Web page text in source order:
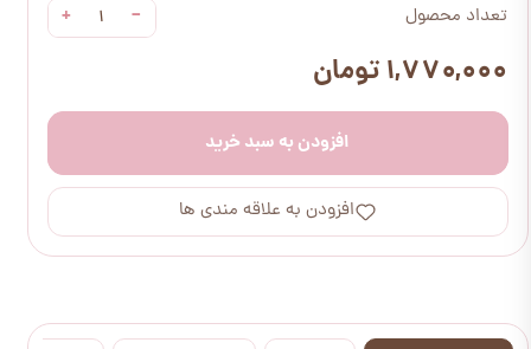
تعداد محصول −
+
۱,۷۷۰,۰۰۰ تومان
افزودن به سبد خرید
افزودن به علاقه مندی ها